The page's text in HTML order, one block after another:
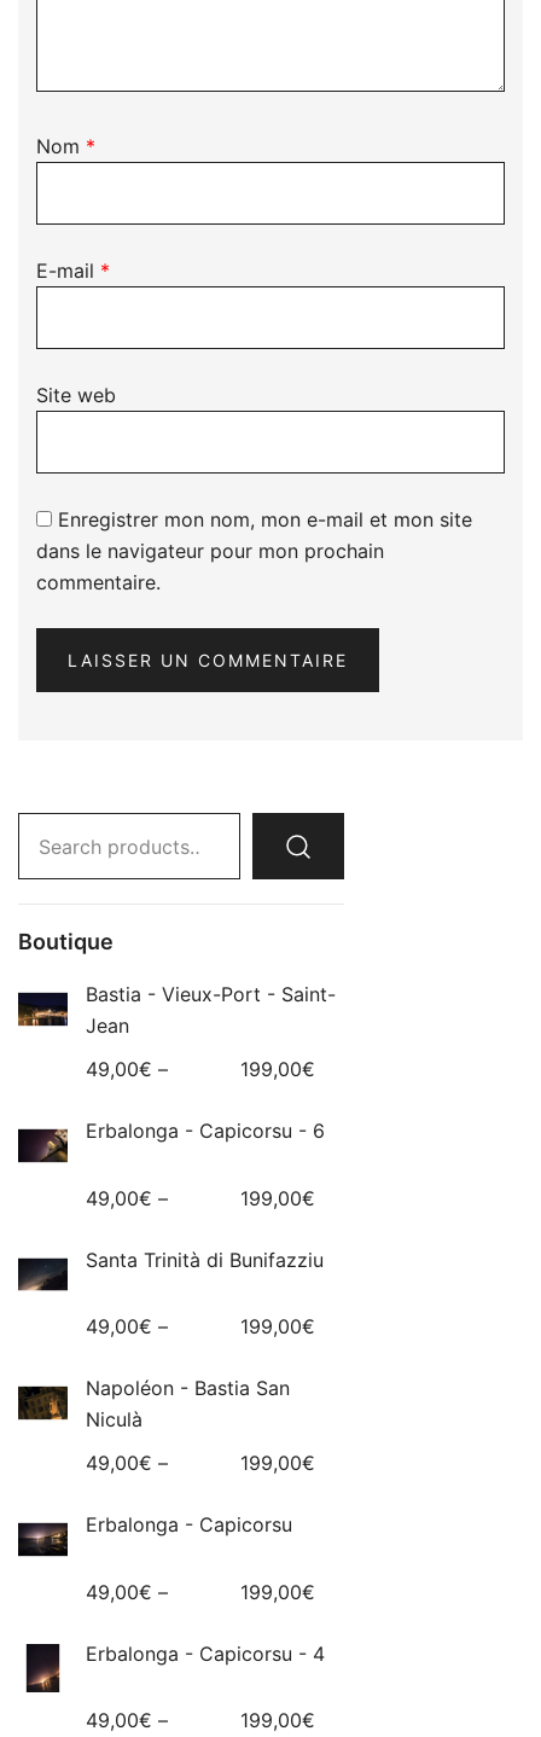
Nom *
E-mail *
Site web
Enregistrer mon nom, mon e-mail et mon site
dans le navigateur pour mon prochain
commentaire.
for:
Boutique
Bastia - Vieux-Port - Saint-
Jean
49,00€ – 199,00€
Erbalonga - Capicorsu - 6
49,00€ – 199,00€
Santa Trinità di Bunifazziu
49,00€ – 199,00€
Napoléon - Bastia San
Niculà
49,00€ – 199,00€
Erbalonga - Capicorsu
49,00€ – 199,00€
Erbalonga - Capicorsu - 4
49,00€ – 199,00€